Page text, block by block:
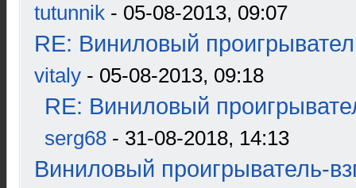
tutunnik - 05-08-2013, 09:07
RE: Виниловый
vitaly - 05-08-2013, 09:18
RE: Виниловый
serg68 - 31-08-2018, 14:13
Виниловый проигрыватель-